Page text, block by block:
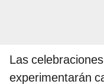
Las
experimentarán